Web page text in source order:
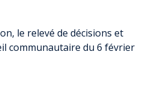
le relevé de décisions et
communautaire du 6 février